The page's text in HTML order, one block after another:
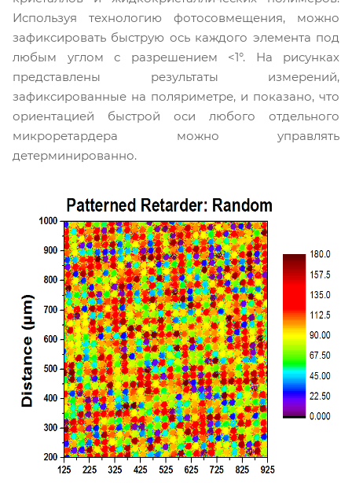
Используя технологию фотосовмещения, можно
зафиксировать быструю ось каждого элемента под
любым углом с разрешением <1°. На рисунках
представлены результаты измерений,
зафиксированные на поляриметре, и показано, что
ориентацией быстрой оси любого отдельного
микроретардера можно управлять
детерминированно.